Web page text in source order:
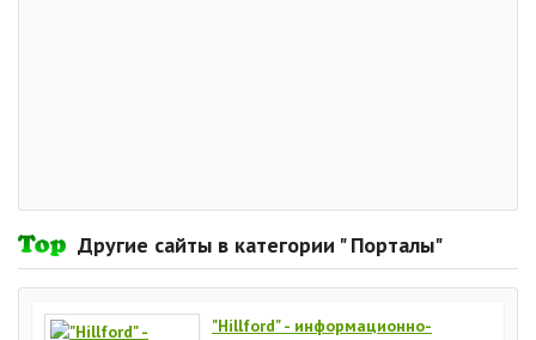
Другие сайты в категории " Порталы"
"Hillford" - информационно-